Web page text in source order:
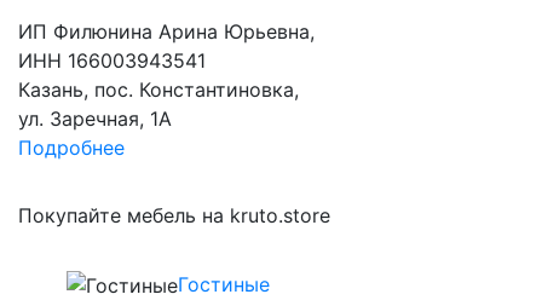
ИП Филюнина Арина Юрьевна,
ИНН 166003943541
Казань, пос. Константиновка,
ул. Заречная, 1А
Подробнее
Покупайте мебель на kruto.store
Гостиные